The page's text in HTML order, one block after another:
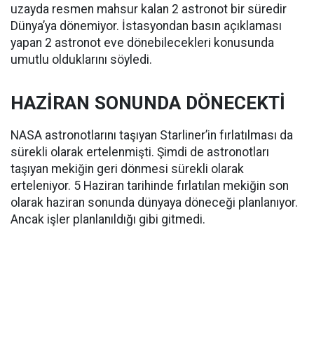
uzayda resmen mahsur kalan 2 astronot bir süredir
Dünya’ya dönemiyor. İstasyondan basın açıklaması
yapan 2 astronot eve dönebilecekleri konusunda
umutlu olduklarını söyledi.
HAZİRAN SONUNDA DÖNECEKTİ
NASA astronotlarını taşıyan Starliner’in fırlatılması da
sürekli olarak ertelenmişti. Şimdi de astronotları
taşıyan mekiğin geri dönmesi sürekli olarak
erteleniyor. 5 Haziran tarihinde fırlatılan mekiğin son
olarak haziran sonunda dünyaya döneceği planlanıyor.
Ancak işler planlanıldığı gibi gitmedi.